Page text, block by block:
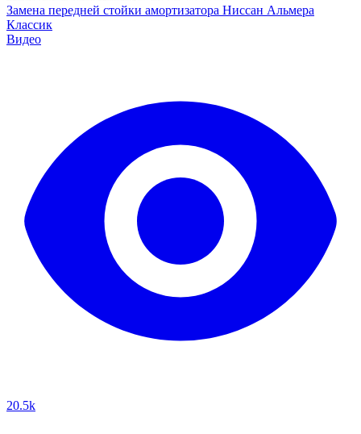
Замена передней стойки амортизатора Ниссан Альмера
Классик
Видео
20.5k